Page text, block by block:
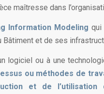
maîtresse dans
Information Modeling qui
et de ses
logiciel ou à une
ou méthodes de
et de l’utilisation